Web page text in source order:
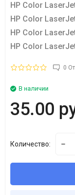
HP Color
HP Color
HP Color
HP Color
0
В наличии
35.00
Количество: